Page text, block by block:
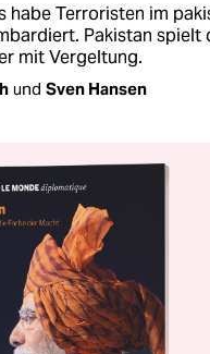
habe Terroristen im
Pakistan spielt
mit Vergeltung.
und Sven Hansen